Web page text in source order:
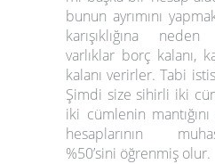
bunun ayrımını
karışıklığına
varlıklar borç kalanı,
kalanı verirler. Tabi
Şimdi size sihirli iki
iki cümlenin
hesaplarının
%50’sini öğrenmiş olur.